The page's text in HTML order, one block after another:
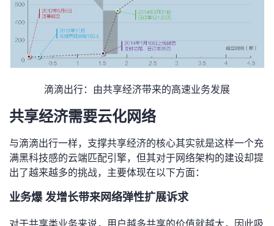
课
程
的
认
我
的
我
藏
术
支
云
声
滴滴出行：由共享经济带来的高速业务发展
共享经济需要云化网络
与滴滴出行一样，支撑共享经济的核心其实就是这样一个充
满黑科技感的云端匹配引擎，但其对于网络架构的建设却提
出了越来越多的挑战，主要体现在以下方面：
业务爆 发增长带来网络弹性扩展诉求
对于共享类业务来说，用户越多共享的价值就越大，因此吸